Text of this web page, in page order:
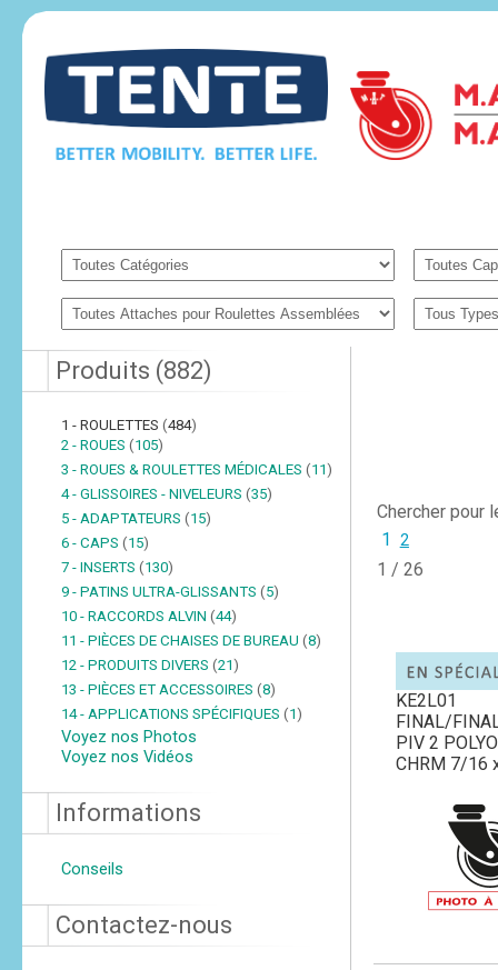
Produits (882)
1 - ROULETTES (484)
2 - ROUES (105)
3 - ROUES & ROULETTES MÉDICALES (11)
4 - GLISSOIRES - NIVELEURS (35)
5 - ADAPTATEURS (15)
6 - CAPS (15)
7 - INSERTS (130)
9 - PATINS ULTRA-GLISSANTS (5)
10 - RACCORDS ALVIN (44)
11 - PIÈCES DE CHAISES DE BUREAU (8)
12 - PRODUITS DIVERS (21)
13 - PIÈCES ET ACCESSOIRES (8)
14 - APPLICATIONS SPÉCIFIQUES (1)
Voyez nos Photos
Voyez nos Vidéos
Informations
Conseils
Contactez-nous
Chercher pour
1 2
1 / 26
KE2L01
FINAL/
PIV 2
CHRM 7/16